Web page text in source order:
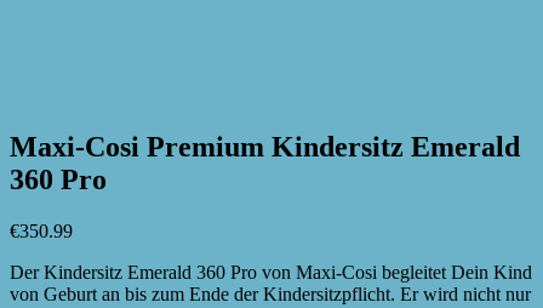
Maxi-Cosi Premium Kindersitz Emerald
360 Pro
€350.99
Der Kindersitz Emerald 360 Pro von Maxi-Cosi begleitet Dein Kind
von Geburt an bis zum Ende der Kindersitzpflicht. Er wird nicht nur